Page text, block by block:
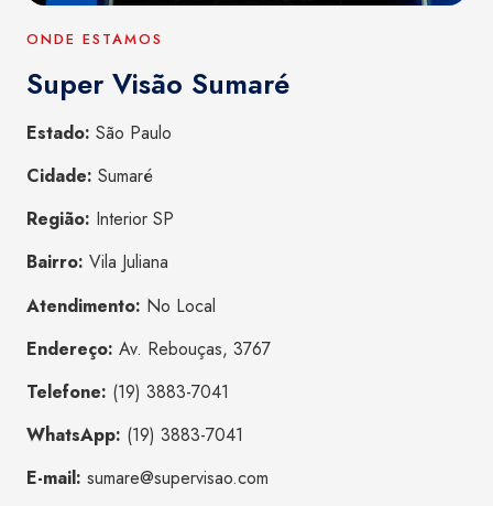
ONDE ESTAMOS
Super Visão Sumaré
Estado: São Paulo
Cidade: Sumaré
Região: Interior SP
Bairro: Vila Juliana
Atendimento: No Local
Endereço: Av. Rebouças, 3767
Telefone: (19) 3883-7041
WhatsApp: (19) 3883-7041
E-mail: sumare@supervisao.com